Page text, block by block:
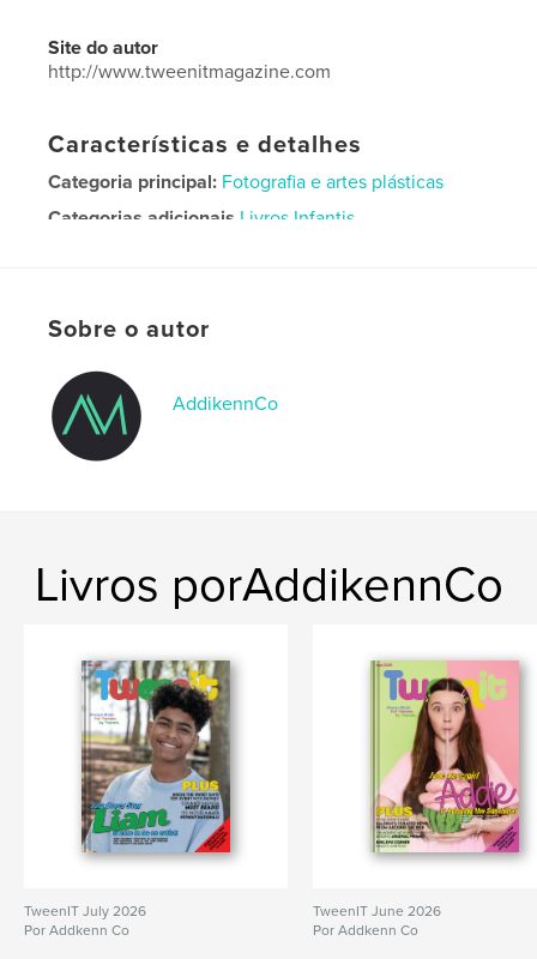
Site do autor
http://www.tweenitmagazine.com
Características e detalhes
Categoria principal: Fotografia e artes plásticas
Categorias adicionais Livros Infantis
Sobre o autor
AddikennCo
Livros porAddikennCo
TweenIT July 2026
Por Addkenn Co
TweenIT June 2026
Por Addkenn Co